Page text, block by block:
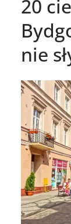
20
nie